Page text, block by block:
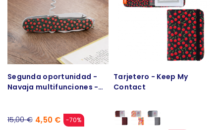
Segunda oportunidad -
Navaja multifunciones -
15,00 € 4,50 € -70%
Tarjetero - Keep My
Contact